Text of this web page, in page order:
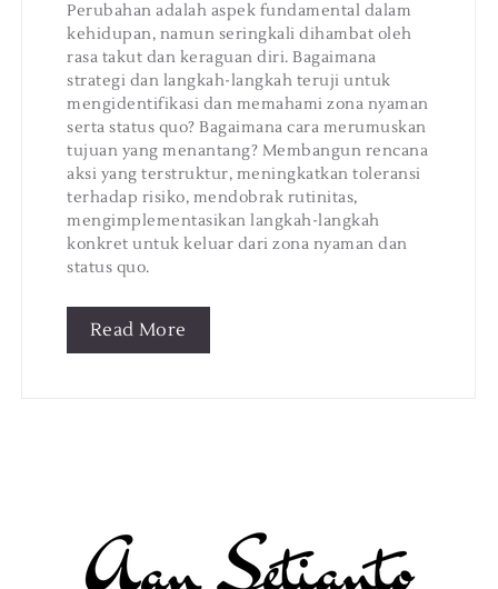
Perubahan adalah aspek fundamental dalam
kehidupan, namun seringkali dihambat oleh
rasa takut dan keraguan diri. Bagaimana
strategi dan langkah-langkah teruji untuk
mengidentifikasi dan memahami zona nyaman
serta status quo? Bagaimana cara merumuskan
tujuan yang menantang? Membangun rencana
aksi yang terstruktur, meningkatkan toleransi
terhadap risiko, mendobrak rutinitas,
mengimplementasikan langkah-langkah
konkret untuk keluar dari zona nyaman dan
status quo.
Read More